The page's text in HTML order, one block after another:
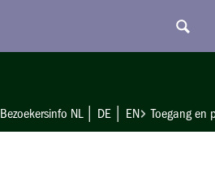
Bezoekersinfo NL │ DE │ EN Toegang en